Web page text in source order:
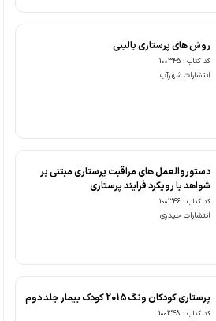
روش های پرستاری بالینی
کد کتاب : 100345
انتشارات شهرآب
دستوروالعمل های مراقبت پرستاری مبتنی بر
شواهد با رویکرد فرایند پرستاری
کد کتاب : 100346
انتشارات حیدری
پرستاری کودکان ونگ 2015 کودک بیمار جلد دوم
کد کتاب : 100348